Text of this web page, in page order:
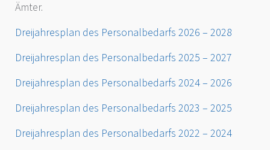
Ämter.
Dreijahresplan des Personalbedarfs 2026 – 2028
Dreijahresplan des Personalbedarfs 2025 – 2027
Dreijahresplan des Personalbedarfs 2024 – 2026
Dreijahresplan des Personalbedarfs 2023 – 2025
Dreijahresplan des Personalbedarfs 2022 – 2024